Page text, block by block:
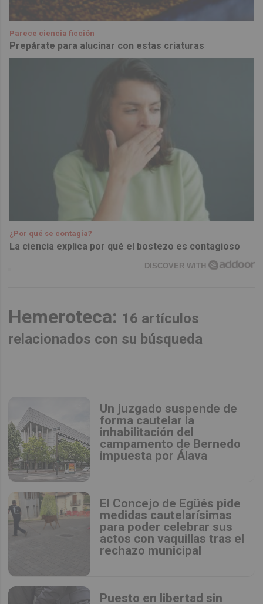
Parece ciencia ficción
Prepárate para alucinar con estas criaturas
¿Por qué se contagia?
La ciencia explica por qué el bostezo es contagioso
DISCOVER WITH
Hemeroteca: 16 artículos
relacionados con su búsqueda
Un juzgado suspende de
forma cautelar la
inhabilitación del
campamento de Bernedo
impuesta por Álava
El Concejo de Egüés pide
medidas cautelarísimas
para poder celebrar sus
actos con vaquillas tras el
rechazo municipal
Puesto en libertad sin